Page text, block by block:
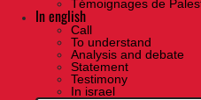
Témoignages de
In english
Call
To understand
Analysis and debate
Statement
Testimony
In israel